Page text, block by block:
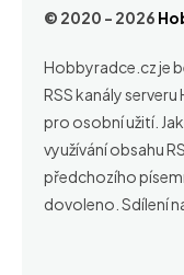
© 2020 - 2026
Hobbyradce.cz je
RSS kanály
pro osobní užití.
využívání obsahu
předchozího
dovoleno. Sdílení